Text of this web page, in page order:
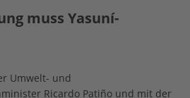
ALLGEMEIN
muss Yasuní-
Umwelt- und
Ricardo Patiño und mit der